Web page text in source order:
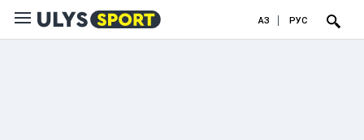
ҚАЗ РУС